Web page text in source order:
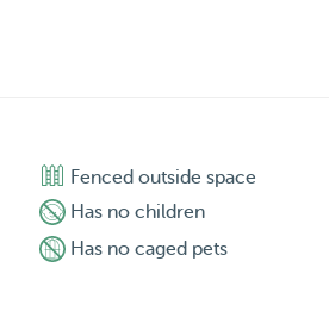
Fenced outside space
Has no children
Has no caged pets